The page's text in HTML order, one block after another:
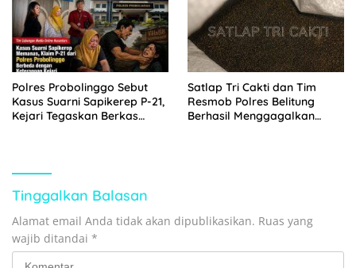
Polres Probolinggo Sebut
Kasus Suarni Sapikerep P-21,
Kejari Tegaskan Berkas
Satlap Tri Cakti dan Tim
Resmob Polres Belitung
Berhasil Menggagalkan
Tinggalkan Balasan
Alamat email Anda tidak akan dipublikasikan. Ruas yang
wajib ditandai *